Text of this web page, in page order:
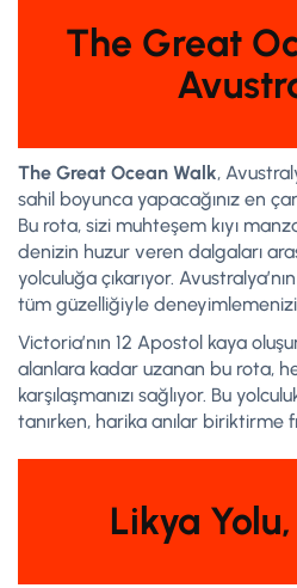
The Great
The Great Ocean Walk,
sahil boyunca yapacağınız en
Bu rota, sizi muhteşem kıyı
denizin huzur veren dalgaları
yolculuğa çıkarıyor.
tüm güzelliğiyle deneyimlemenizi
Victoria’nın 12 Apostol kaya
alanlara kadar uzanan bu rota,
karşılaşmanızı sağlıyor. Bu
tanırken, harika anılar biriktirme
Likya